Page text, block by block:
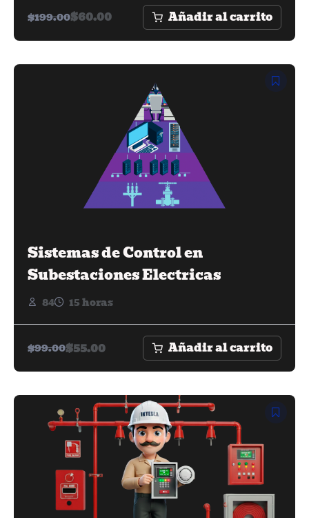
$199.00$60.00 Añadir al carrito
Sistemas de Control en
Subestaciones Electricas
84 15 horas
$99.00$55.00 Añadir al carrito